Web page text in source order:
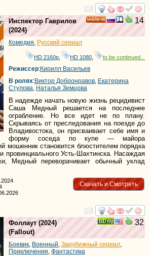
смотреть
14
Инспектор Гаврилов
(2024)
Комедия Русский сериал
HD 2160р HD 1080 to be continued...
Режиссер:Кирилл Васильев
В ролях:Виктор Добронравов Екатерина
Стулова Наталья Земцова
В надежде начать новую жизнь рецидивист
Саша Медный решается на последнее
ограбление. Но все идет не по плану.
Скрываясь от преследования на поезде до
Владивостока, он присваивает себе имя и
форму соседа по купе — майора
мошенник становится блюстителем порядка
провинциального Усть-Шахтинска. Насаждая
Медный переворачивает обычный уклад
Скачать и Смотреть
смотреть
32
Фоллаут (2024)
(Fallout)
Боевик, Военный, Зарубежный сериал,
Приключения, Фантастика